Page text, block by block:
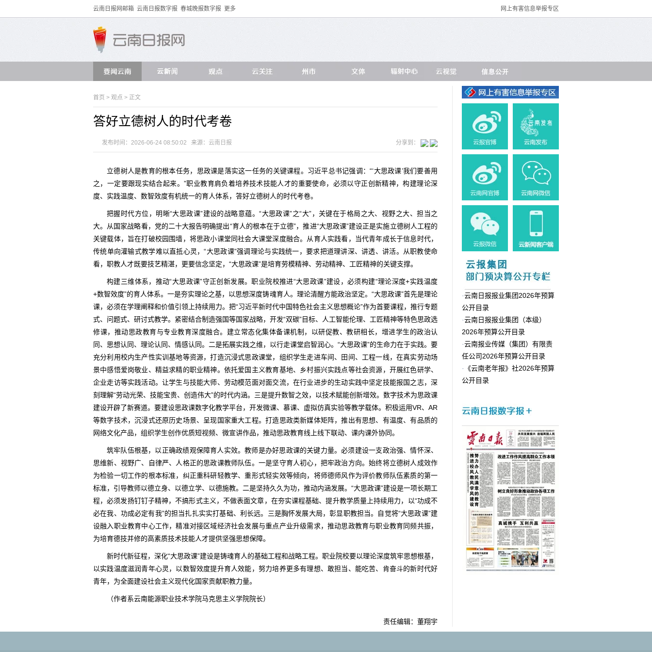
云南日报网邮箱 云南日报数字报 春城晚报数字报 更多 网上有害信息举报专区
首页 > 观点 > 正文
答好立德树人的时代考卷
发布时间：2026-06-24 08:50:02 来源： 云南日报 分享到：
立德树人是教育的根本任务，思政课是落实这一任务的关键课程。习近平总书记强调：“‘大思政课’我们要善用
之，一定要跟现实结合起来。”职业教育肩负着培养技术技能人才的重要使命，必须以守正创新精神，构建理论深
度、实践温度、数智效度有机统一的育人体系，答好立德树人的时代考卷。
把握时代方位，明晰“大思政课”建设的战略意蕴。“大思政课”之“大”，关键在于格局之大、视野之大、担当之
大。从国家战略看，党的二十大报告明确提出“育人的根本在于立德”，推进“大思政课”建设正是实施立德树人工程的
关键载体，旨在打破校园围墙，将思政小课堂同社会大课堂深度融合。从育人实践看，当代青年成长于信息时代，
传统单向灌输式教学难以直抵心灵，“大思政课”强调理论与实践统一，要求把道理讲深、讲透、讲活。从职教使命
看，职教人才既要技艺精湛，更要信念坚定，“大思政课”是培育劳模精神、劳动精神、工匠精神的关键支撑。
构建三维体系，推动“大思政课”守正创新发展。职业院校推进“大思政课”建设，必须构建“理论深度+实践温度
+数智效度”的育人体系。一是夯实理论之基，以思想深度铸魂育人。理论清醒方能政治坚定。“大思政课”首先是理论
课，必须在学理阐释和价值引领上持续用力。把“习近平新时代中国特色社会主义思想概论”作为首要课程，推行专题
式、问题式、研讨式教学。紧密结合制造强国等国家战略，开发“双碳”目标、人工智能伦理、工匠精神等特色思政选
修课，推动思政教育与专业教育深度融合。建立常态化集体备课机制，以研促教、教研相长，增进学生的政治认
同、思想认同、理论认同、情感认同。二是拓展实践之维，以行走课堂启智润心。“大思政课”的生命力在于实践。要
充分利用校内生产性实训基地等资源，打造沉浸式思政课堂，组织学生走进车间、田间、工程一线，在真实劳动场
景中感悟爱岗敬业、精益求精的职业精神。依托爱国主义教育基地、乡村振兴实践点等社会资源，开展红色研学、
企业走访等实践活动。让学生与技能大师、劳动模范面对面交流，在行业进步的生动实践中坚定技能报国之志，深
刻理解“劳动光荣、技能宝贵、创造伟大”的时代内涵。三是提升数智之效，以技术赋能创新增效。数字技术为思政课
建设开辟了新赛道。要建设思政课数字化教学平台，开发微课、慕课、虚拟仿真实验等教学载体。积极运用VR、AR
等数字技术，沉浸式还原历史场景、呈现国家重大工程。打造思政类新媒体矩阵，推出有思想、有温度、有品质的
网络文化产品，组织学生创作优质短视频、微宣讲作品，推动思政教育线上线下联动、课内课外协同。
筑牢队伍根基，以正确政绩观保障育人实效。教师是办好思政课的关键力量。必须建设一支政治强、情怀深、
思维新、视野广、自律严、人格正的思政课教师队伍。一是坚守育人初心，把牢政治方向。始终将立德树人成效作
为检验一切工作的根本标准，纠正重科研轻教学、重形式轻实效等倾向，将师德师风作为评价教师队伍素质的第一
标准，引导教师以德立身、以德立学、以德施教。二是坚持久久为功，推动内涵发展。“大思政课”建设是一项长期工
程，必须发扬钉钉子精神，不搞形式主义，不做表面文章，在夯实课程基础、提升教学质量上持续用力，以“功成不
必在我、功成必定有我”的担当扎扎实实打基础、利长远。三是胸怀发展大局，彰显职教担当。自觉将“大思政课”建
设融入职业教育中心工作，精准对接区域经济社会发展与重点产业升级需求，推动思政教育与职业教育同频共振，
为培育德技并修的高素质技术技能人才提供坚强思想保障。
新时代新征程，深化“大思政课”建设是铸魂育人的基础工程和战略工程。职业院校要以理论深度筑牢思想根基，
以实践温度滋润青年心灵，以数智效度提升育人效能，努力培养更多有理想、敢担当、能吃苦、肯奋斗的新时代好
青年，为全面建设社会主义现代化国家贡献职教力量。
（作者系云南能源职业技术学院马克思主义学院院长）
责任编辑：董翔宇
·云南日报报业集团2026年预算
公开目录
·云南日报报业集团（本级）
2026年预算公开目录
·云南报业传媒（集团）有限责
任公司2026年预算公开目录
· 《云南老年报》社2026年预算
公开目录